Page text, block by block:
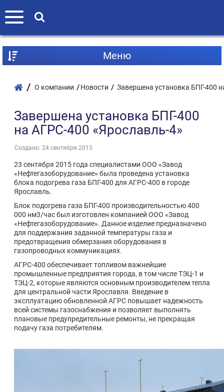
Mеню
О компании Новости Завершена установка БПГ-400
Завершена установка БПГ-400
на АГРС-400 «Ярославль-4»
Создано: 24 сентября 2015
23 сентября 2015 года специалистами ООО «Завод
«Нефтегазоборудование» была проведена установка
блока подогрева газа БПГ-400 для АГРС-400 в городе
Ярославль.
Блок подогрева газа БПГ-400 производительностью 400
000 нм3/час был изготовлен компанией ООО «Завод
«Нефтегазоборудование». Данное изделие предназначено
для поддержания заданной температуры газа и
предотвращения обмерзания оборудования в
газопроводных коммуникациях.
АГРС-400 обеспечивает топливом важнейшие
промышленные предприятия города, в том числе ТЭЦ-1 и
ТЭЦ-2, которые являются основным производителем тепла
для центральной части Ярославля. Введение в
эксплуатацию обновленной АГРС повышает надежность
всей системы газоснабжения и позволяет выполнять
плановые предупредительные ремонты, не прекращая
подачу газа потребителям.